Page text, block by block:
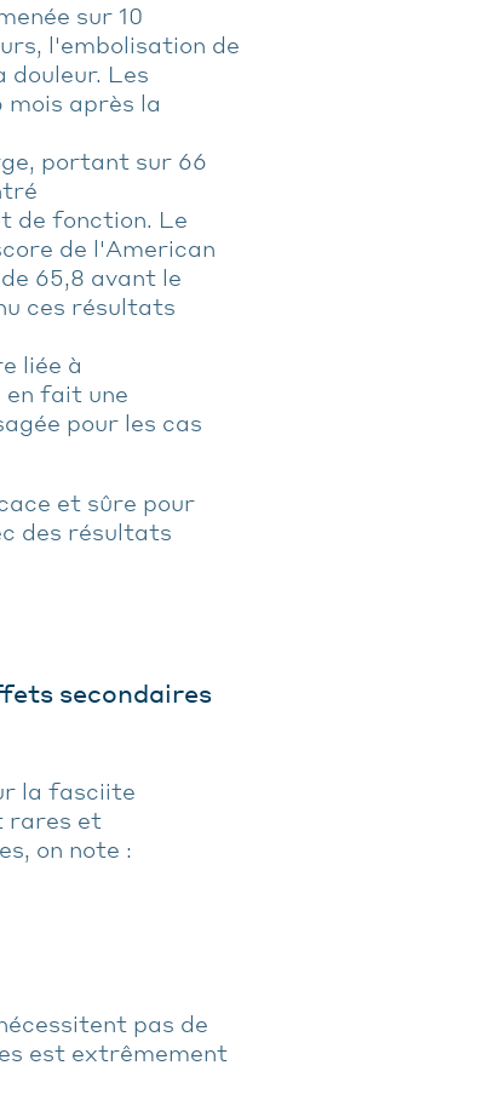
sur 10
l'embolisation de
Les
après la
portant sur 66
de fonction. Le
de l'American
65,8 avant le
ces résultats
liée à
en fait une
pour les cas
et sûre pour
des résultats
secondaires
la fasciite
rares et
on note :
pas de
est extrêmement